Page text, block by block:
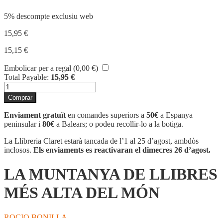
5% descompte exclusiu web
15,95 €
15,15 €
Embolicar per a regal (0,00 €)
Total Payable: 15,95 €
quantitat
de
LA
MUNTANYA
DE
LLIBRES
MÉS
ALTA
Comprar
Enviament gratuït en comandes superiors a 50€ a Espanya
peninsular i 80€ a Balears; o podeu recollir-lo a la botiga.
La Llibreria Claret estarà tancada de l’1 al 25 d’agost, ambdòs
inclosos. Els enviaments es reactivaran el dimecres 26 d’agost.
LA MUNTANYA DE LLIBRES
MÉS ALTA DEL MÓN